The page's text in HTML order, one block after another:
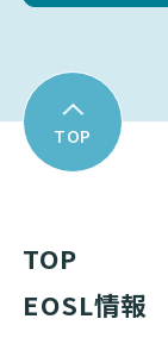
TOP
TOP
EOSL情報